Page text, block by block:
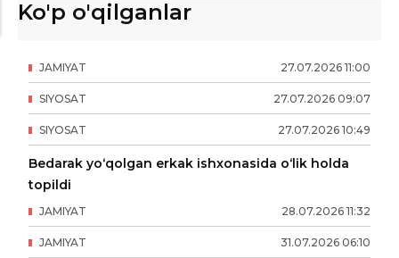
Ko'p o'qilganlar
27.07.2026 11:00
JAMIYAT
27.07.2026 09:07
SIYOSAT
27.07.2026 10:49
SIYOSAT
Bedarak yo‘qolgan erkak ishxonasida o‘lik holda
topildi
28.07.2026 11:32
JAMIYAT
31.07.2026 06:10
JAMIYAT